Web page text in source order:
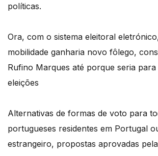
políticas.
Ora, com o sistema eleitoral
mobilidade ganharia novo fôlego,
Rufino Marques até porque seria para
eleições
Alternativas de formas de voto para
portugueses residentes em Portugal
estrangeiro, propostas aprovadas